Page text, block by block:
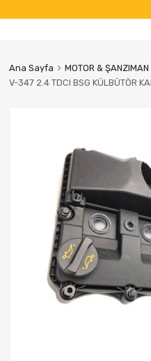
content
Ana Sayfa MOTOR & ŞANZIMAN
V-347 2.4 TDCI BSG KÜLBÜTÖR